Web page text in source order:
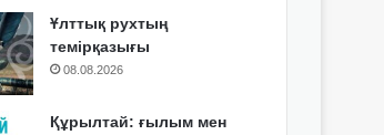
Ұлттық рухтың
темірқазығы
08.08.2026
Құрылтай: ғылым мен